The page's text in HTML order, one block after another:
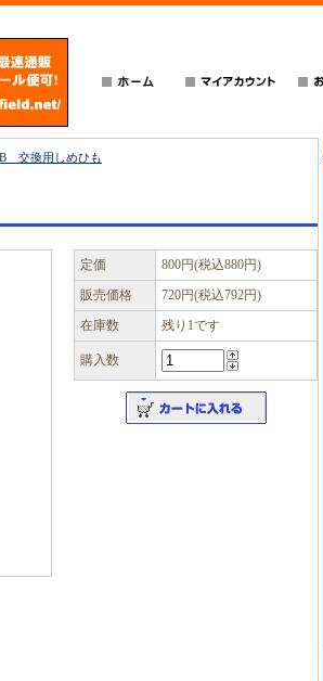
交換用しめひも
定価
800円(税込880円)
販売価格
720円(税込792円)
在庫数
残り1です
購入数